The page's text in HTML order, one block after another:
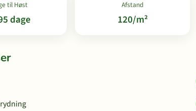
til Høst
dage
Afstand
120/m²